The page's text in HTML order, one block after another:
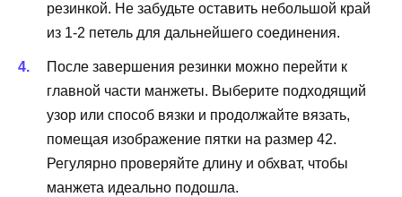
резинкой. Не забудьте оставить небольшой край
из 1-2 петель для дальнейшего соединения.
После завершения резинки можно перейти к
главной части манжеты. Выберите подходящий
узор или способ вязки и продолжайте вязать,
помещая изображение пятки на размер 42.
Регулярно проверяйте длину и обхват, чтобы
манжета идеально подошла.